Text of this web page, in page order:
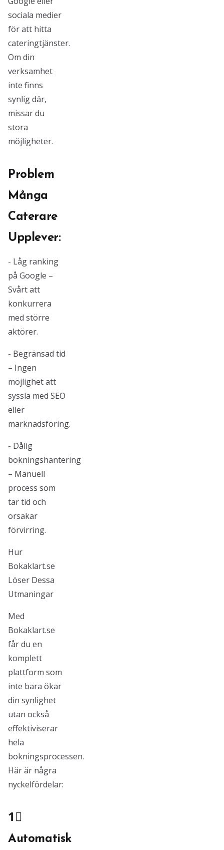
sociala medier
för att hitta
cateringtjänster.
Om din
verksamhet
inte finns
synlig där,
missar du
stora
möjligheter.
Problem
Många
Caterare
Upplever:
- Låg ranking
på Google –
Svårt att
konkurrera
med större
aktörer.
- Begränsad tid
– Ingen
möjlighet att
syssla med SEO
eller
marknadsföring.
- Dålig
bokningshantering
– Manuell
process som
tar tid och
orsakar
förvirring.
Hur
Bokaklart.se
Löser Dessa
Utmaningar
Med
Bokaklart.se
får du en
komplett
plattform som
inte bara ökar
din synlighet
utan också
effektiviserar
hela
bokningsprocessen.
Här är några
nyckelfördelar:
1⃣
Automatisk